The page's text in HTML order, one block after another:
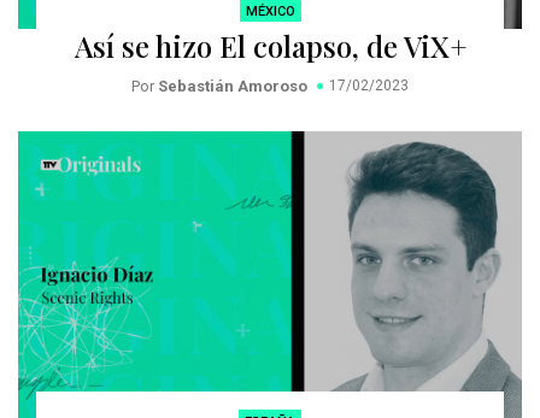
MÉXICO
Así se hizo El colapso, de ViX+
Por Sebastián Amoroso 17/02/2023